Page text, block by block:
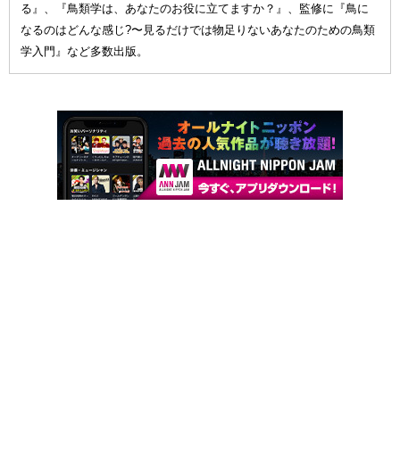
る』、『鳥類学は、あなたのお役に立てますか？』、監修に『鳥に
なるのはどんな感じ?〜見るだけでは物足りないあなたのための鳥類
学入門』など多数出版。